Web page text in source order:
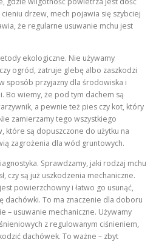
drzew, mech pojawia się szybciej
że regularne usuwanie mchu jest
ekologiczne. Nie używamy
ogród, zatruje glebę albo zaszkodzi
sposób przyjazny dla środowiska i
Bo wiemy, że pod tym dachem są
a pewnie też pies czy kot, który
zamierzamy tego wszystkiego
które są dopuszczone do użytku na
zagrożenia dla wód gruntowych.
Sprawdzamy, jaki rodzaj mchu
czy są już uszkodzenia mechaniczne.
powierzchowny i łatwo go usunąć,
dachówki. To ma znaczenie dla doboru
– usuwanie mechaniczne. Używamy
z regulowanym ciśnieniem,
dachówek. To ważne – zbyt